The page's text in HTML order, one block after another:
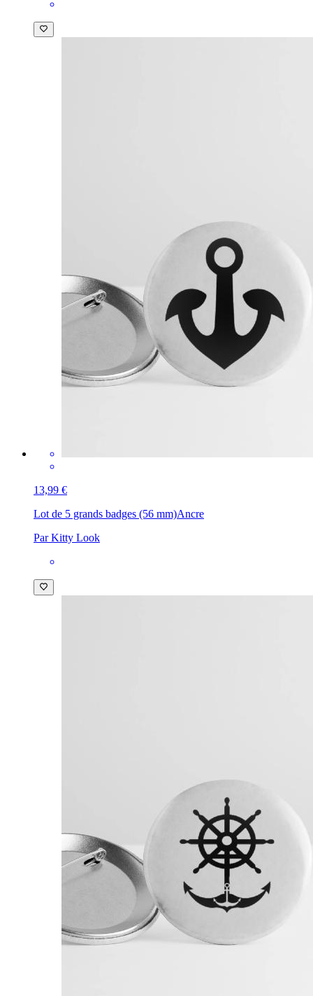
13,99 €
Lot de 5 grands badges (56 mm)Ancre
Par Kitty Look